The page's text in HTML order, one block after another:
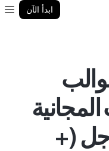
ابدأ الآن
(+